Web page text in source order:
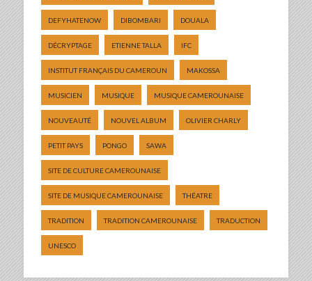
DEFYHATENOW DIBOMBARI DOUALA
DÉCRYPTAGE ETIENNE TALLA IFC
INSTITUT FRANÇAIS DU CAMEROUN MAKOSSA
MUSICIEN MUSIQUE MUSIQUE CAMEROUNAISE
NOUVEAUTÉ NOUVEL ALBUM OLIVIER CHARLY
PETIT PAYS PONGO SAWA
SITE DE CULTURE CAMEROUNAISE
SITE DE MUSIQUE CAMEROUNAISE THÉATRE
TRADITION TRADITION CAMEROUNAISE TRADUCTION
UNESCO